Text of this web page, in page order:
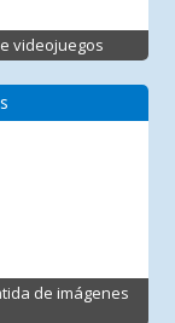
videojuegos
de imágenes